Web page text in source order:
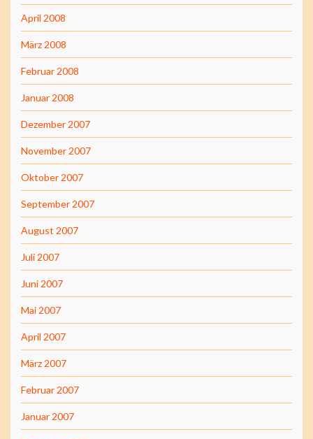
April 2008
März 2008
Februar 2008
Januar 2008
Dezember 2007
November 2007
Oktober 2007
September 2007
August 2007
Juli 2007
Juni 2007
Mai 2007
April 2007
März 2007
Februar 2007
Januar 2007